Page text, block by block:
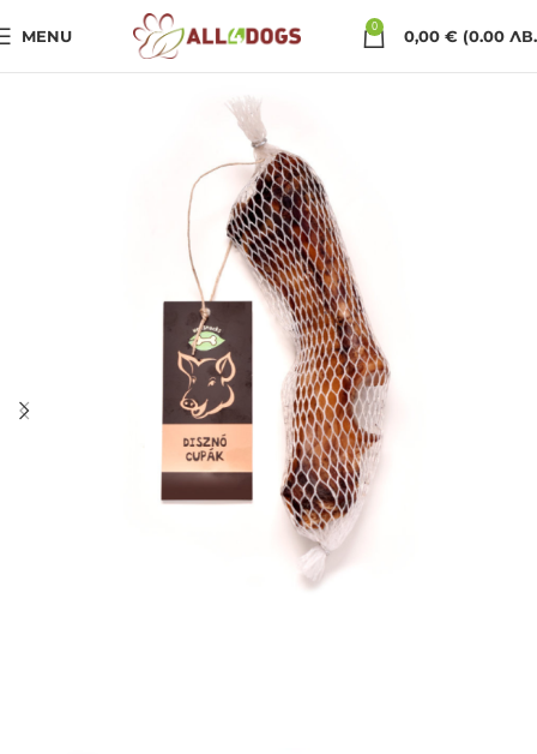
MENU 0 0,00 € (0.00